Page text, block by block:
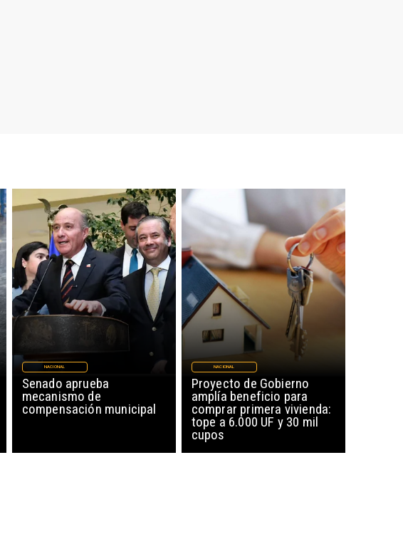
Senado aprueba
mecanismo de
compensación municipal
NACIONAL
Proyecto de Gobierno
amplía beneficio para
comprar primera vivienda:
tope a 6.000 UF y 30 mil
cupos
NACIONAL